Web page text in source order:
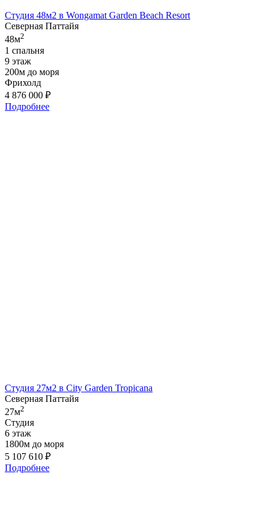
Студия 48м2 в Wongamat Garden Beach Resort
Северная Паттайя
48м2
1 спальня
9 этаж
200м до моря
Фрихолд
4 876 000 ₽
Подробнее
Студия 27м2 в City Garden Tropicana
Северная Паттайя
27м2
Студия
6 этаж
1800м до моря
5 107 610 ₽
Подробнее